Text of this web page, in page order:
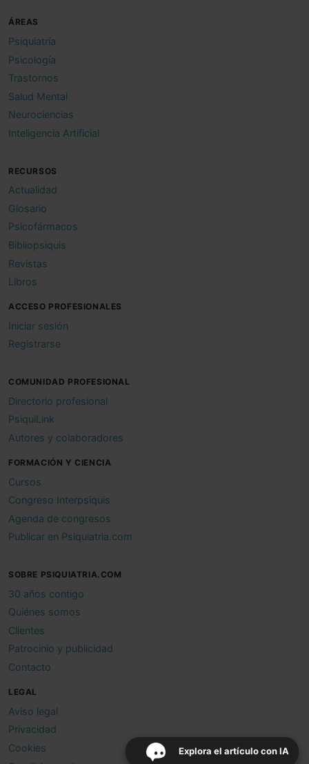
Explora el artículo con IA
ÁREAS
Psiquiatría
Psicología
Trastornos
Salud Mental
Neurociencias
Inteligencia Artificial
RECURSOS
Actualidad
Glosario
Psicofármacos
Bibliopsiquis
Revistas
Libros
ACCESO PROFESIONALES
Iniciar sesión
Registrarse
COMUNIDAD PROFESIONAL
Directorio profesional
PsiquiLink
Autores y colaboradores
FORMACIÓN Y CIENCIA
Cursos
Congreso Interpsiquis
Agenda de congresos
Publicar en Psiquiatria.com
SOBRE PSIQUIATRIA.COM
30 años contigo
Quiénes somos
Clientes
Patrocinio y publicidad
Contacto
LEGAL
Aviso legal
Privacidad
Cookies